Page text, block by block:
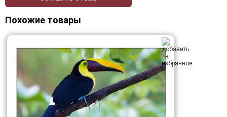
Похожие товары